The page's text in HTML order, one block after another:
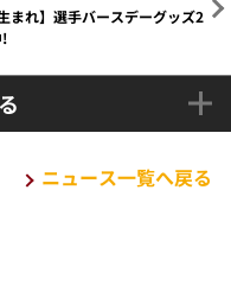
れ】選手バースデーグッズ2
ニュース一覧へ戻る